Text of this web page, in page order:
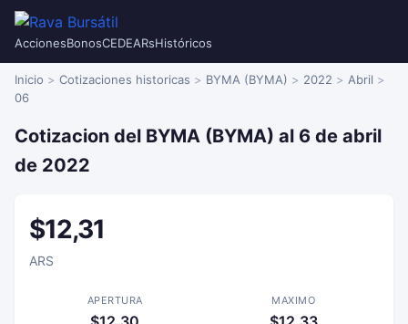
AccionesBonosCEDEARsHistóricos
Inicio Cotizaciones historicas BYMA (BYMA) 2022
Abril
06
Cotizacion del BYMA (BYMA) al 6 de abril
de 2022
$12,31
ARS
APERTURA MAXIMO